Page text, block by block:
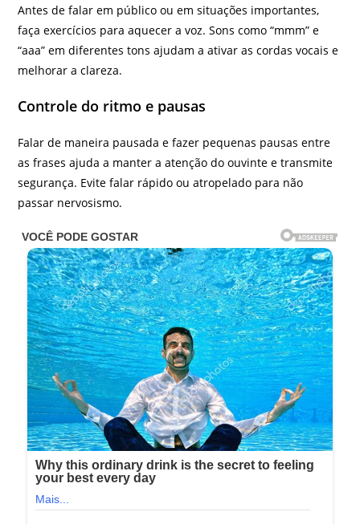
Antes de falar em público ou em situações importantes,
faça exercícios para aquecer a voz. Sons como “mmm” e
“aaa” em diferentes tons ajudam a ativar as cordas vocais e
melhorar a clareza.
Controle do ritmo e pausas
Falar de maneira pausada e fazer pequenas pausas entre
as frases ajuda a manter a atenção do ouvinte e transmite
segurança. Evite falar rápido ou atropelado para não
passar nervosismo.